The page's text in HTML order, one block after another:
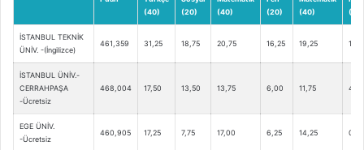
(40)
(20)
(40)
(20)
(40)
(14)
İSTANBUL TEKNİK
ÜNİV. -(İngilizce)
461,359 31,25 18,75 20,75 16,25 19,25
İSTANBUL ÜNİV.-
CERRAHPAŞA
-Ücretsiz
468,004 17,50 13,50 13,75 6,00 11,75 4,50
EGE ÜNİV.
-Ücretsiz
460,905 17,25 7,75 17,00 6,25 14,25 0,50